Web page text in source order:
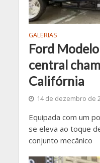
GALERIAS
Ford
central
Califórnia
14 de dezembro de
Equipada com um
se eleva ao toque
conjunto mecânico